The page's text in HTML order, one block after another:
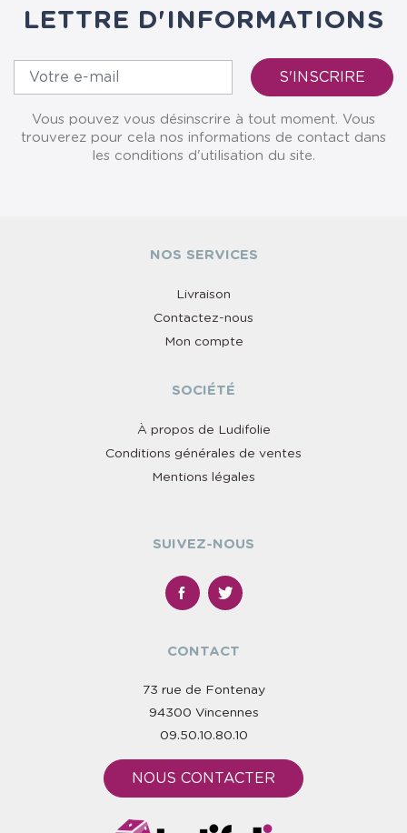
LETTRE D'INFORMATIONS
Vous pouvez vous désinscrire à tout moment. Vous
trouverez pour cela nos informations de contact dans
les conditions d'utilisation du site.
NOS SERVICES
Livraison
Contactez-nous
Mon compte
SOCIÉTÉ
À propos de Ludifolie
Conditions générales de ventes
Mentions légales
SUIVEZ-NOUS
CONTACT
73 rue de Fontenay
94300 Vincennes
09.50.10.80.10
NOUS CONTACTER